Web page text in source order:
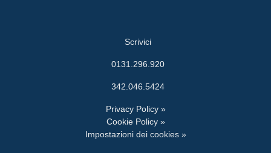
Scrivici
0131.296.920
342.046.5424
Privacy Policy »
Cookie Policy »
Impostazioni dei cookies »